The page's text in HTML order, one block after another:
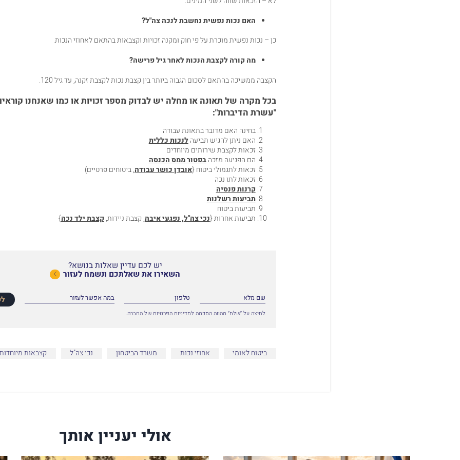
האם נכות נפשית נחשבת לנכה צה"ל?
כן – נכות נפשית מוכרת על פי חוק ומקנה זכויות וקצבאות בהתאם לאחוזי הנכות.
מה קורה לקצבת הנכות לאחר גיל פרישה?
הקצבה ממשיכה בהתאם לסכום הגבוה ביותר בין קצבת נכות לקצבת זקנה, עד גיל 120.
בכל מקרה של תאונה או מחלה יש לבדוק מספר זכויות או כמו שאנחנו
"עשרת הדיברות":
בחינה האם מדובר בתאונת עבודה
האם ניתן להגיש תביעהלנכות כללית
זכאות לקצבת שירותים מיוחדים
הם הפגיעה מזכהבפטור ממס הכנסה
זכאותלתגמולי ביטוח {אובדן כושר עבודה, ביטוחים פרטיים)
זכאות לתו נכה
קרנות פנסיה
תביעות רשלנות
תביעות ביטוח
תביעות אחרות {נכי צה"ל,נפגעי איבה, קצבת ניידות, קצבת ילד נכה}
יש לכם עדיין שאלות בנושא?
השאירו את שאלתכם ונשמח לעזור
לחיצה על ״שלח״ מהווה הסכמה למדיניות הפרטיות של החברה.
ביטוח לאומי אחוזי נכות משרד הביטחון נכי צה"ל קצבאות מיוחדות
אולי יעניין אותך